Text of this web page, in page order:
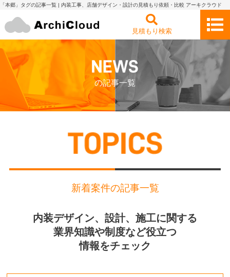
「本郷」タグの記事一覧 | 内装工事、店舗デザイン・設計の見積もり依頼・比較 アーキクラウド
見積もり検索
の記事一覧
新着案件の記事一覧
内装デザイン、設計、施工に関する
業界知識や制度など役立つ
情報をチェック